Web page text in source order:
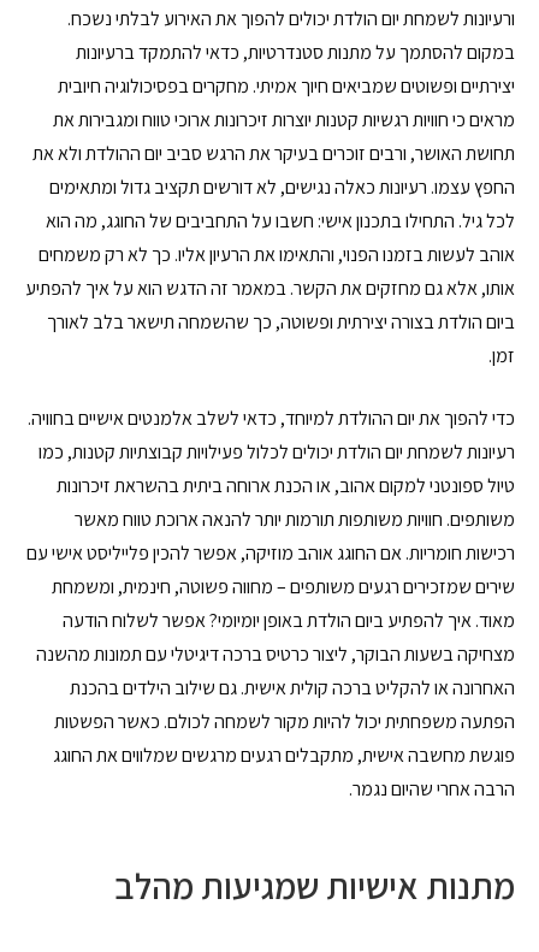
ורעיונות לשמחת יום הולדת יכולים להפוך את האירוע לבלתי נשכח.
במקום להסתמך על מתנות סטנדרטיות, כדאי להתמקד ברעיונות
יצירתיים ופשוטים שמביאים חיוך אמיתי. מחקרים בפסיכולוגיה חיובית
מראים כי חוויות רגשיות קטנות יוצרות זיכרונות ארוכי טווח ומגבירות את
תחושת האושר, ורבים זוכרים בעיקר את הרגש סביב יום ההולדת ולא את
החפץ עצמו. רעיונות כאלה נגישים, לא דורשים תקציב גדול ומתאימים
לכל גיל. התחילו בתכנון אישי: חשבו על התחביבים של החוגג, מה הוא
אוהב לעשות בזמנו הפנוי, והתאימו את הרעיון אליו. כך לא רק משמחים
אותו, אלא גם מחזקים את הקשר. במאמר זה הדגש הוא על איך להפתיע
ביום הולדת בצורה יצירתית ופשוטה, כך שהשמחה תישאר בלב לאורך
זמן.
כדי להפוך את יום ההולדת למיוחד, כדאי לשלב אלמנטים אישיים בחוויה.
רעיונות לשמחת יום הולדת יכולים לכלול פעילויות קבוצתיות קטנות, כמו
טיול ספונטני למקום אהוב, או הכנת ארוחה ביתית בהשראת זיכרונות
משותפים. חוויות משותפות תורמות יותר להנאה ארוכת טווח מאשר
רכישות חומריות. אם החוגג אוהב מוזיקה, אפשר להכין פלייליסט אישי עם
שירים שמזכירים רגעים משותפים – מחווה פשוטה, חינמית, ומשמחת
מאוד. איך להפתיע ביום הולדת באופן יומיומי? אפשר לשלוח הודעה
מצחיקה בשעות הבוקר, ליצור כרטיס ברכה דיגיטלי עם תמונות מהשנה
האחרונה או להקליט ברכה קולית אישית. גם שילוב הילדים בהכנת
הפתעה משפחתית יכול להיות מקור לשמחה לכולם. כאשר הפשטות
פוגשת מחשבה אישית, מתקבלים רגעים מרגשים שמלווים את החוגג
הרבה אחרי שהיום נגמר.
מתנות אישיות שמגיעות מהלב